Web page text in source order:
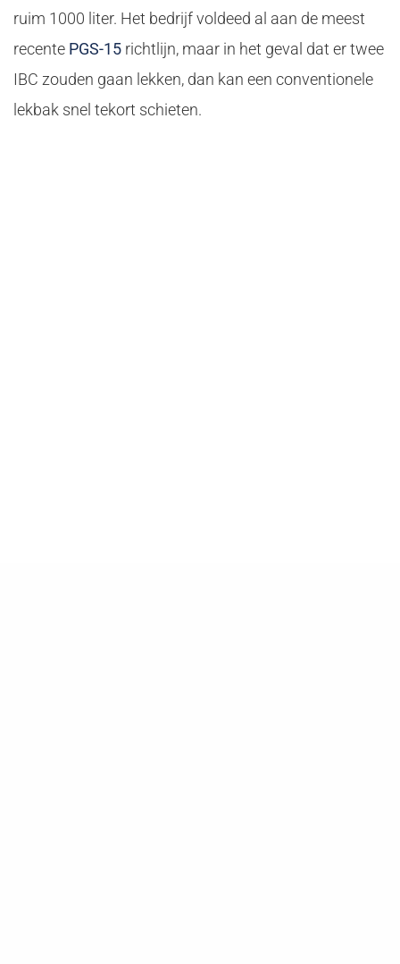
ruim 1000 liter. Het bedrijf voldeed al aan de meest
recente PGS-15 richtlijn, maar in het geval dat er twee
IBC zouden gaan lekken, dan kan een conventionele
lekbak snel tekort schieten.